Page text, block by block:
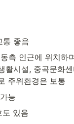
통 좋음
측 인근에 위치하
활시설, 중곡문화
주위환경은 보통
능
있음